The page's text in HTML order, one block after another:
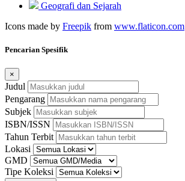
Geografi dan Sejarah
Icons made by Freepik from www.flaticon.com
Pencarian Spesifik
×
Judul
Pengarang
Subjek
ISBN/ISSN
Tahun Terbit
Lokasi
GMD
Tipe Koleksi